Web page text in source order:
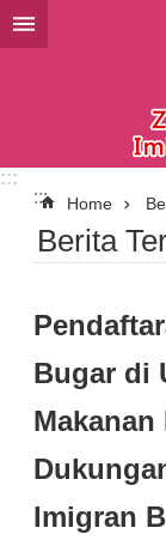
Lompat ke blok
:::
:::
Home
Berita
Bugar di
Imigran